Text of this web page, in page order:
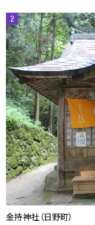
2
金持神社（日野町）